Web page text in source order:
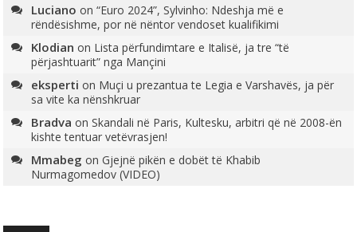
Luciano on“Euro 2024”, Sylvinho: Ndeshja më e
rëndësishme, por në nëntor vendoset kualifikimi
Klodian on Lista përfundimtare e Italisë, ja tre “të
përjashtuarit” nga Mançini
eksperti on Muçi u prezantua te Legia e Varshavës, ja për
sa vite ka nënshkruar
Bradva onSkandali në Paris, Kultesku, arbitri që në 2008-ën
kishte tentuar vetëvrasjen!
Mmabeg onGjejnë pikën e dobët të Khabib
Nurmagomedov (VIDEO)